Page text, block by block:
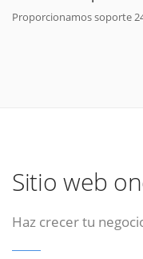
Proporcionamos soporte
Sitio web
Haz crecer tu